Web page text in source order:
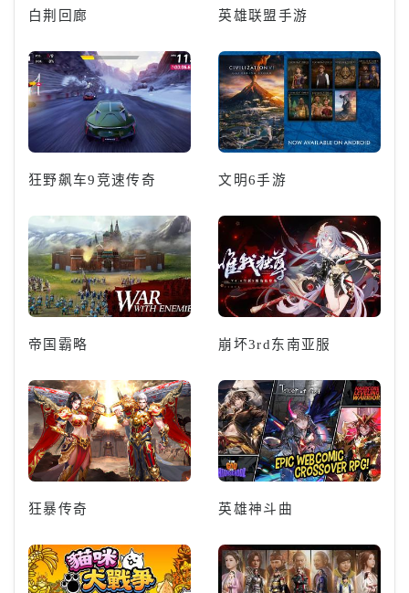
白荆回廊 英雄联盟手游
狂野飙车9竞速传奇 文明6手游
帝国霸略 崩坏3rd东南亚服
狂暴传奇 英雄神斗曲